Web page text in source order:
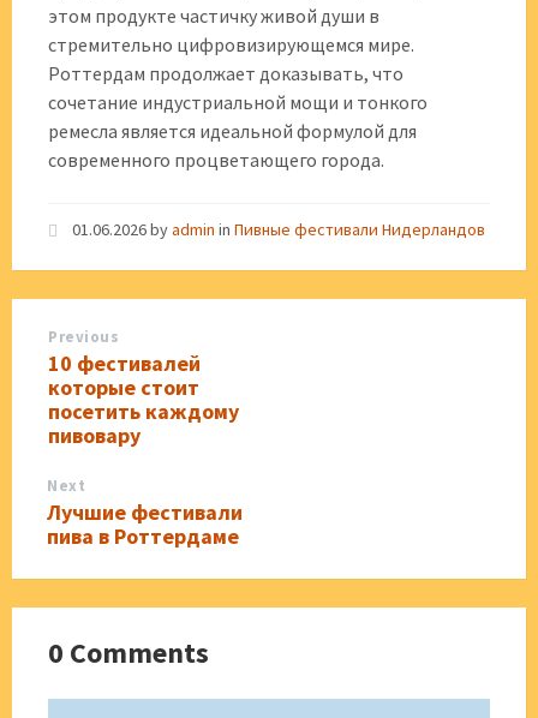
этом продукте частичку живой души в
стремительно цифровизирующемся мире.
Роттердам продолжает доказывать, что
сочетание индустриальной мощи и тонкого
ремесла является идеальной формулой для
современного процветающего города.
01.06.2026byadmin in Пивные фестивали Нидерландов
Previous
10 фестивалей
которые стоит
посетить каждому
пивовару
Next
Лучшие фестивали
пива в Роттердаме
0 Comments